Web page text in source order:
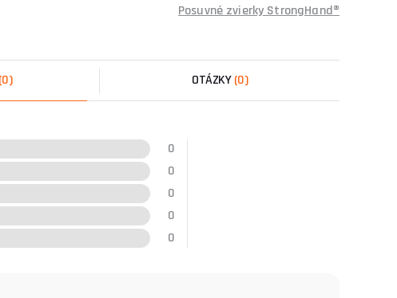
Posuvné zvierky StrongHand®
(0) OTÁZKY (0)
0
0
0
0
0